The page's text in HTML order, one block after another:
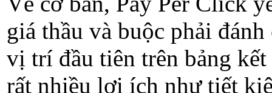
giá thầu và buộc phải
vị trí đầu tiên trên bảng
rất nhiều lợi ích như tiết